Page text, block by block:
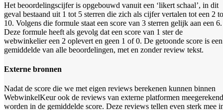
Het beoordelingscijfer is opgebouwd vanuit een ‘likert schaal’, in dit
geval bestaand uit 1 tot 5 sterren die zich als cijfer vertalen tot een 2
10. Volgens die formule staat een score van 3 sterren gelijk aan een 6.
Deze formule heeft als gevolg dat een score van 1 ster de
webwinkelier een 2 oplevert en geen 1 of 0. De getoonde score is een
gemiddelde van alle beoordelingen, met en zonder review tekst.
Externe bronnen
Nadat de score die we met eigen reviews berekenen kunnen binnen
WebwinkelKeur ook de reviews van externe platformen meegerekend
worden in de gemiddelde score. Deze reviews tellen even sterk mee